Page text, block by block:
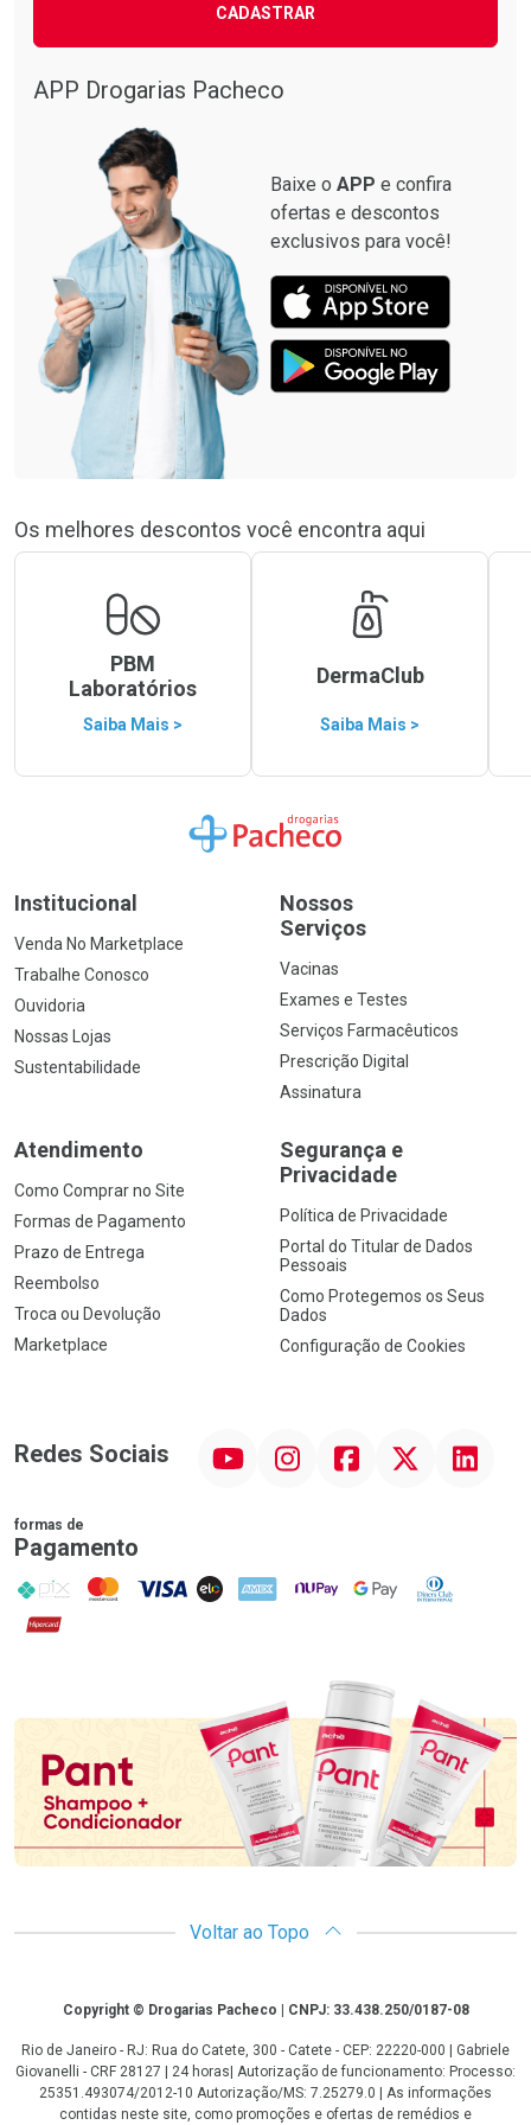
CADASTRAR
APP Drogarias Pacheco
Baixe o APP e confira
ofertas e descontos
exclusivos para você!
Os melhores descontos você encontra aqui
PBM
Laboratórios
Saiba Mais >
DermaClub
Saiba Mais >
Ir para a Home
Institucional
Venda No Marketplace
Trabalhe Conosco
Ouvidoria
Nossas Lojas
Sustentabilidade
Nossos
Serviços
Vacinas
Exames e Testes
Serviços Farmacêuticos
Prescrição Digital
Assinatura
Atendimento
Como Comprar no Site
Formas de Pagamento
Prazo de Entrega
Reembolso
Troca ou Devolução
Marketplace
Segurança e
Privacidade
Política de Privacidade
Portal do Titular de Dados
Pessoais
Como Protegemos os Seus
Dados
Configuração de Cookies
Redes Sociais InstagramFacebookTwitter Linkedin
formas de
Pagamento
PIX MasterCard
VISA ELO AMEX NuPay Google PayDiners Club
Hipercard
Promoção em Destaque
Voltar ao Topo
CopyrightCopyright © Drogarias Pacheco | CNPJ: 33.438.250/0187-08
Rio de Janeiro - RJ: Rua do Catete, 300 - Catete - CEP: 22220-000 | Gabriele
Giovanelli - CRF 28127 | 24 horas| Autorização de funcionamento: Processo:
25351.493074/2012-10 Autorização/MS: 7.25279.0 | As informações
contidas neste site, como promoções e ofertas de remédios e